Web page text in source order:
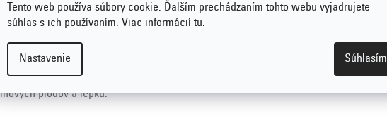
Tento web používa súbory cookie. Ďalším prechádzaním tohto webu vyjadrujete
súhlas s ich používaním. Viac informácií tu.
Nastavenie Súhlasím
plodov a lepku.